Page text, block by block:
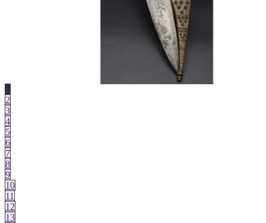
1
2
3
4
5
6
7
8
9
10
11
12
13